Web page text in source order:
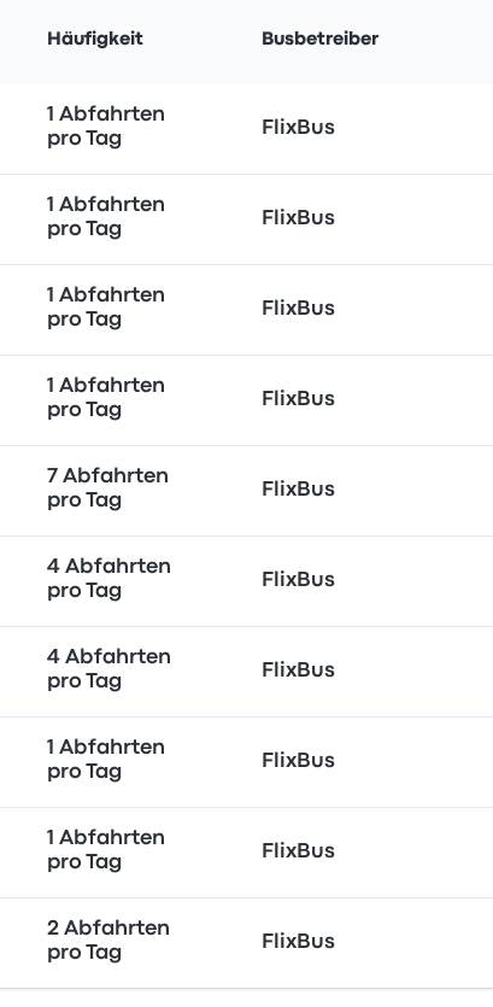
Häufigkeit Busbetreiber
1 Abfahrten
pro Tag
FlixBus
1 Abfahrten
pro Tag
FlixBus
1 Abfahrten
pro Tag
FlixBus
1 Abfahrten
pro Tag
FlixBus
7 Abfahrten
pro Tag
FlixBus
4 Abfahrten
pro Tag
FlixBus
4 Abfahrten
pro Tag
FlixBus
1 Abfahrten
pro Tag
FlixBus
1 Abfahrten
pro Tag
FlixBus
2 Abfahrten
pro Tag
FlixBus